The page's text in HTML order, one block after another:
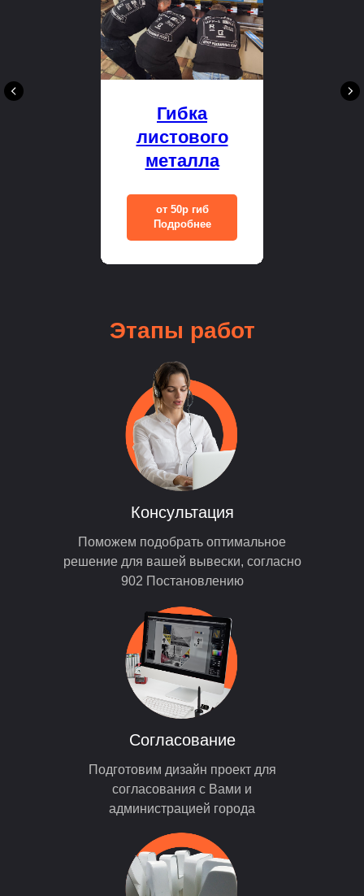
Гибка
листового
металла
от 50р гиб
Подробнее
Этапы работ
Поможем подобрать оптимальное
решение для вашей вывески, согласно
902 Постановлению
Консультация
Подготовим дизайн проект для
согласования с Вами и
администрацией города
Согласование